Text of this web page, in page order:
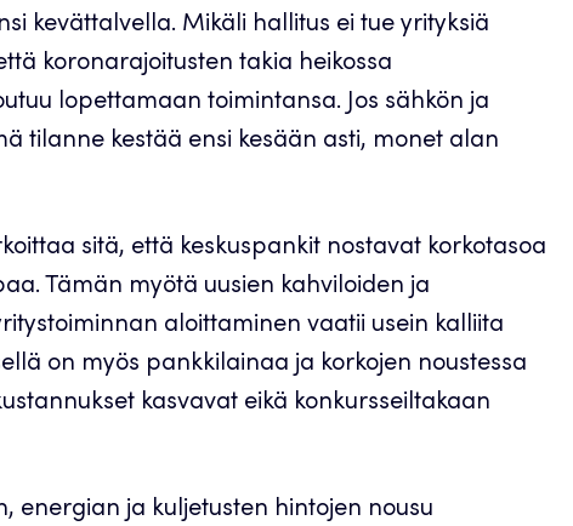
kevättalvella. Mikäli hallitus ei tue yrityksiä
koronarajoitusten takia heikossa
lopettamaan toimintansa. Jos sähkön ja
tilanne kestää ensi kesään asti, monet alan
sitä, että keskuspankit nostavat korkotasoa
Tämän myötä uusien kahviloiden ja
aloittaminen vaatii usein kalliita
on myös pankkilainaa ja korkojen noustessa
kasvavat eikä konkursseiltakaan
energian ja kuljetusten hintojen nousu